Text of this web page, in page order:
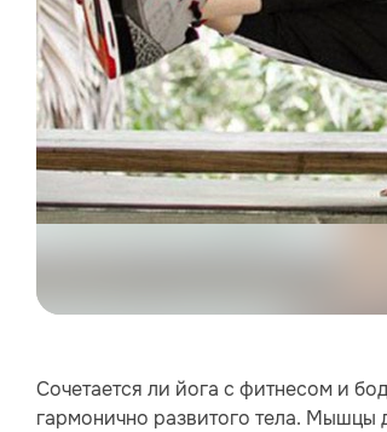
Сочетается ли йога с фитнесом и
гармонично развитого тела. Мышцы